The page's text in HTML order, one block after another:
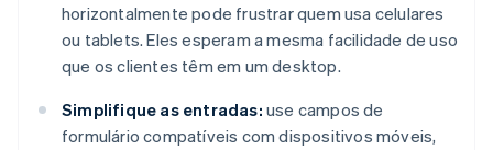
horizontalmente pode frustrar quem usa celulares
ou tablets. Eles esperam a mesma facilidade de uso
que os clientes têm em um desktop.
Simplifique as entradas: use campos de
formulário compatíveis com dispositivos móveis,